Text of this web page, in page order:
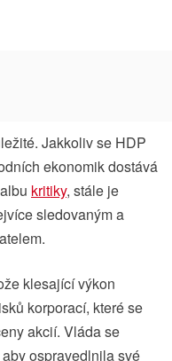
Jakkoliv se HDP
ekonomik dostává
kritiky, stále je
sledovaným a
klesající výkon
korporací, které se
akcií. Vláda se
ospravedlnila své